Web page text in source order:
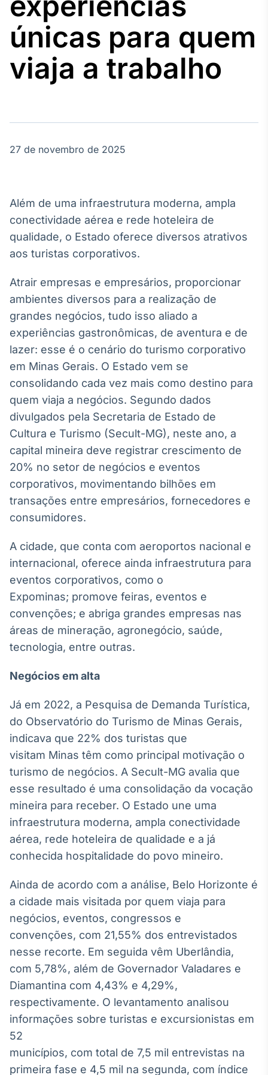
Agro
Tudo sobre o
agronegócio
O setor de
energia elétrica
no Brasil
White Label
Plataforma para
conteúdos
personalizados
Soluções de Dados
e Conteúdos
Broadcast
OTC
Plataforma para
negociação de
ativos
Broadcast
Datafeed
APIs para
integração de
conteúdos e
Broadcast
Ticker
headlines de
notícias
Broadcast
Broadcast
Wallboard
Conteúdos e
displays e telas
Curadoria
Curadoria de
conteúdos
Tecnologia
Broadcast
Radar
Monitoramento
inteligente de
conteúdos
Broadcast
analisar fundos
no Brasil
únicas para quem
viaja a trabalho
27 de novembro de 2025
Além de uma infraestrutura moderna, ampla
conectividade aérea e rede hoteleira de
qualidade, o Estado oferece diversos atrativos
aos turistas corporativos.
Atrair empresas e empresários, proporcionar
ambientes diversos para a realização de
grandes negócios, tudo isso aliado a
experiências gastronômicas, de aventura e de
lazer: esse é o cenário do turismo corporativo
em Minas Gerais. O Estado vem se
consolidando cada vez mais como destino para
quem viaja a negócios. Segundo dados
divulgados pela Secretaria de Estado de
Cultura e Turismo (Secult-MG), neste ano, a
capital mineira deve registrar crescimento de
20% no setor de negócios e eventos
corporativos, movimentando bilhões em
transações entre empresários, fornecedores e
consumidores.
A cidade, que conta com aeroportos nacional e
internacional, oferece ainda infraestrutura para
eventos corporativos, como o
Expominas; promove feiras, eventos e
convenções; e abriga grandes empresas nas
áreas de mineração, agronegócio, saúde,
tecnologia, entre outras.
Negócios em alta
Já em 2022, a Pesquisa de Demanda Turística,
do Observatório do Turismo de Minas Gerais,
indicava que 22% dos turistas que
visitam Minas têm como principal motivação o
turismo de negócios. A Secult-MG avalia que
esse resultado é uma consolidação da vocação
mineira para receber. O Estado une uma
infraestrutura moderna, ampla conectividade
aérea, rede hoteleira de qualidade e a já
conhecida hospitalidade do povo mineiro.
Ainda de acordo com a análise, Belo Horizonte é
a cidade mais visitada por quem viaja para
negócios, eventos, congressos e
convenções, com 21,55% dos entrevistados
nesse recorte. Em seguida vêm Uberlândia,
com 5,78%, além de Governador Valadares e
Diamantina com 4,43% e 4,29%,
respectivamente. O levantamento analisou
informações sobre turistas e excursionistas em
52
municípios, com total de 7,5 mil entrevistas na
primeira fase e 4,5 mil na segunda, com índice